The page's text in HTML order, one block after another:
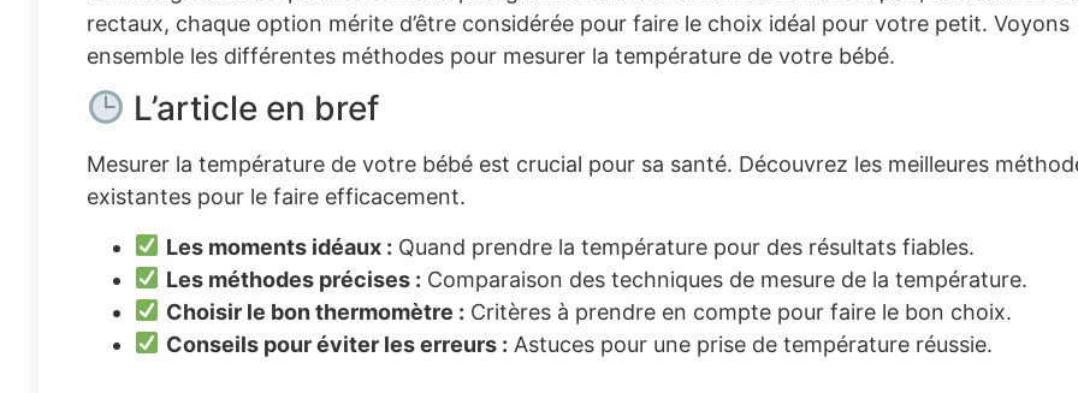
rectaux, chaque option mérite d’être considérée pour faire le choix idéal pour votre petit. Voyons
ensemble les différentes méthodes pour mesurer la température de votre bébé.
L’article en bref
Mesurer la température de votre bébé est crucial pour sa santé. Découvrez les meilleures
existantes pour le faire efficacement.
Les moments idéaux : Quand prendre la température pour des résultats fiables.
Les méthodes précises : Comparaison des techniques de mesure de la température.
Choisir le bon thermomètre : Critères à prendre en compte pour faire le bon choix.
Conseils pour éviter les erreurs : Astuces pour une prise de température réussie.